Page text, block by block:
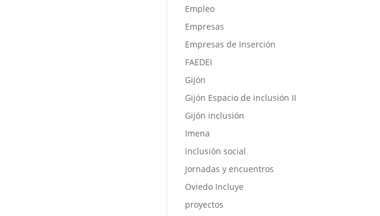
Empleo
Empresas
Empresas de Inserción
FAEDEI
Gijón
Gijón Espacio de inclusión II
Gijón inclusión
Imena
inclusión social
Jornadas y encuentros
Oviedo Incluye
proyectos